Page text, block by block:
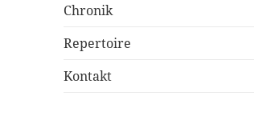
Chronik
Repertoire
Kontakt